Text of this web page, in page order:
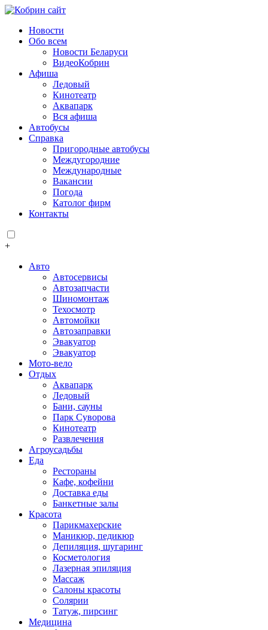
Новости
Обо всем
Новости Беларуси
ВидеоКобрин
Афиша
Ледовый
Кинотеатр
Аквапарк
Вся афиша
Автобусы
Справка
Пригородные автобусы
Междугородние
Международные
Вакансии
Погода
Католог фирм
Контакты
+
Авто
Автосервисы
Автозапчасти
Шиномонтаж
Техосмотр
Автомойки
Автозаправки
Эвакуатор
Эвакуатор
Мото-вело
Отдых
Аквапарк
Ледовый
Бани, сауны
Парк Суворова
Кинотеатр
Развлечения
Агроусадьбы
Еда
Рестораны
Кафе, кофейни
Доставка еды
Банкетные залы
Красота
Парикмахерские
Маникюр, педикюр
Депиляция, шугаринг
Косметология
Лазерная эпиляция
Массаж
Салоны красоты
Солярии
Татуж, пирсинг
Медицина